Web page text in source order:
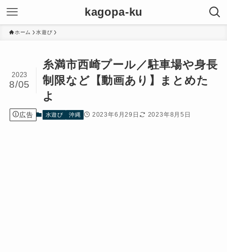
kagopa-ku
ホーム 水遊び
糸満市西崎プール／駐車場や身長
制限など【動画あり】まとめた
よ
2023
8/05
広告 水遊び 沖縄 2023年6月29日 2023年8月5日